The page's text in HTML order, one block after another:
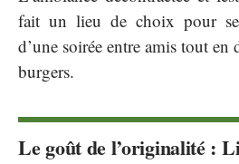
fait un lieu de choix pour
d’une soirée entre amis tout en
burgers.
Le goût de l’originalité :